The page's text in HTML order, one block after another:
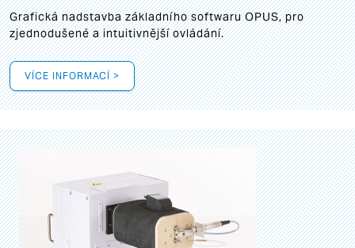
Grafickánadstavba základního softwaru OPUS, pro
zjednodušené a intuitivnější ovládání.
VÍCE INFORMACÍ >